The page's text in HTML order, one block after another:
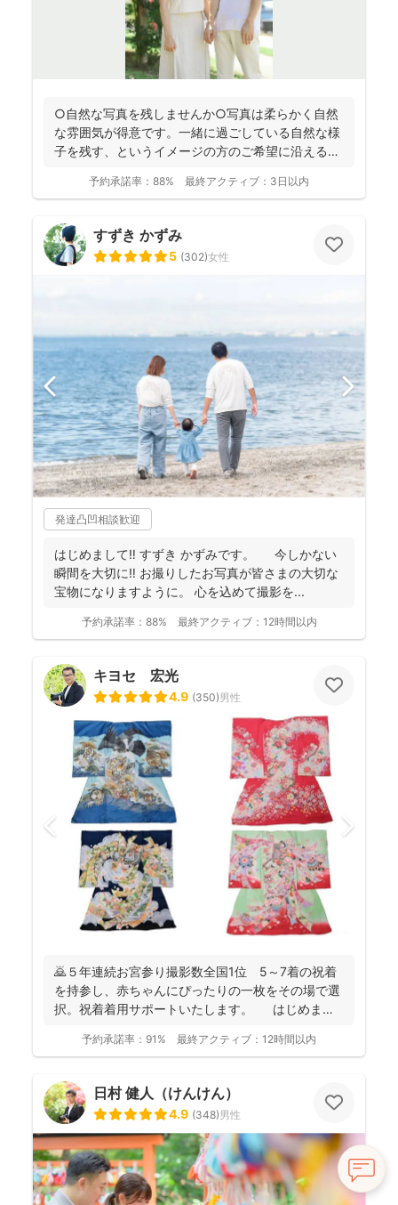
○自然な写真を残しませんか○写真は柔らかく自然
な雰囲気が得意です。一緒に過ごしている自然な様
子を残す、というイメージの方のご希望に沿えるか
予約承諾率： 88% 最終アクティブ： 3日以内
すずき かずみ
5 (302)女性
発達凸凹相談歓迎
はじめまして‼︎ すずき かずみです。 今しかない
瞬間を大切に‼︎ お撮りしたお写真が皆さまの大切な
宝物になりますように。 心を込めて撮影を...
予約承諾率： 88% 最終アクティブ： 12時間以内
キヨセ 宏光
4.9 (350)男性
🙇５年連続お宮参り撮影数全国1位 5～7着の祝着
を持参し、赤ちゃんにぴったりの一枚をその場で選
択。祝着着用サポートいたします。 はじめまし
予約承諾率： 91% 最終アクティブ： 12時間以内
日村 健人（けんけん）
4.9 (348)男性